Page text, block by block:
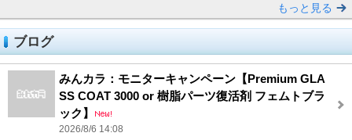
もっと見る
ブログ
みんカラ：モニターキャンペーン【Premium GLA
SS COAT 3000 or 樹脂パーツ復活剤 フェムトブラ
ック】
2026/8/6 14:08